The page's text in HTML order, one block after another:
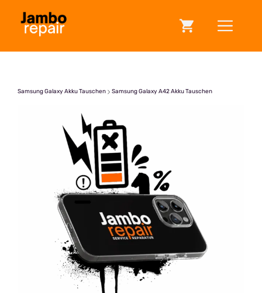
Inhalt
Samsung Galaxy Akku Tauschen Samsung Galaxy A42 Akku Tauschen